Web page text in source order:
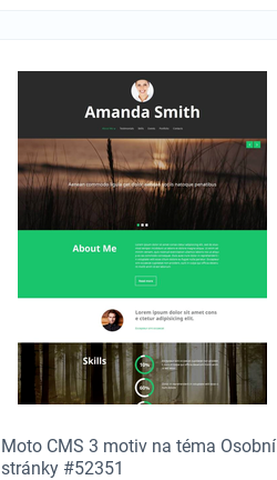
Moto CMS 3 motiv na téma Osobní
stránky #52351